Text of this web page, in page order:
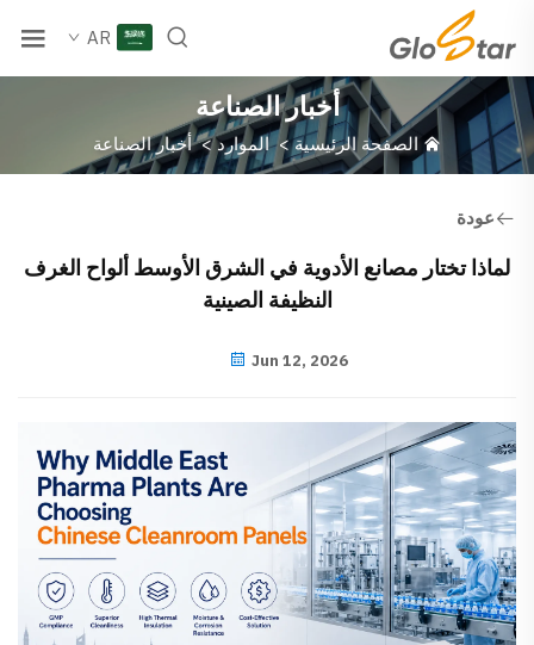
AR
أخبار الصناعة
الصفحة الرئيسية>الموارد>أخبار الصناعة
عودة
لماذا تختار مصانع الأدوية في الشرق الأوسط ألواح الغرف
النظيفة الصينية
Jun 12, 2026